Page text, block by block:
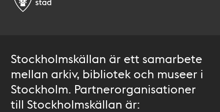
Stockholmskällan är ett samarbete
mellan arkiv, bibliotek och museer i
Stockholm. Partnerorganisationer
till Stockholmskällan är: